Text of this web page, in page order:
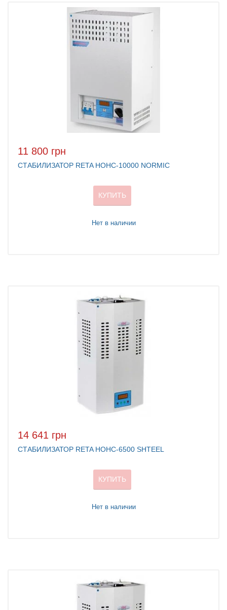
11 800 грн
СТАБИЛИЗАТОР RETA НОНС-10000 NORMIC
КУПИТЬ
Нет в наличии
14 641 грн
СТАБИЛИЗАТОР RETA НОНС-6500 SHTEEL
КУПИТЬ
Нет в наличии